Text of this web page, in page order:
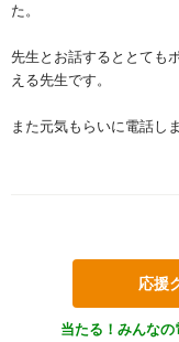
た。
先生とお話するととても
える先生です。
また元気もらいに電話し
応援
当たる！みんな